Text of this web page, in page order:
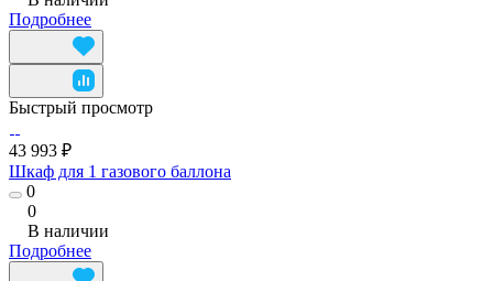
Подробнее
Быстрый просмотр
43 993 ₽
Шкаф для 1 газового баллона
0
0
В наличии
Подробнее